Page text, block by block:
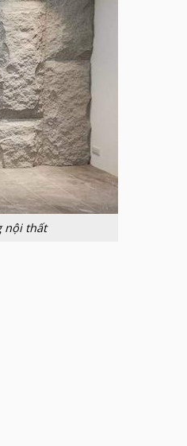
nội thất